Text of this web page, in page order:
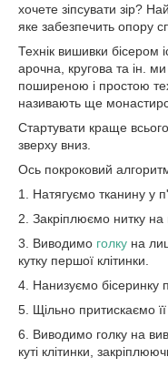
хочете зіпсувати зір?
яке забезпечить опору
Технік вишивки бісером
арочна, кругова та ін.
поширеною і простою
називають ще
Стартувати краще всього
зверху вниз.
Ось покроковий
1. Натягуємо тканину у
2. Закріплюємо нитку на
3. Виводимо голку на
кутку першої клітинки.
4. Нанизуємо бісеринку
5. Щільно притискаємо її
6. Виводимо голку на
куті клітинки,